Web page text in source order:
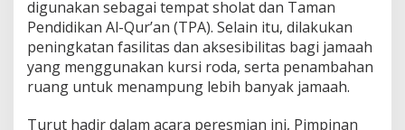
digunakan sebagai tempat sholat dan Taman
Pendidikan Al-Qur’an (TPA). Selain itu, dilakukan
peningkatan fasilitas dan aksesibilitas bagi jamaah
yang menggunakan kursi roda, serta penambahan
ruang untuk menampung lebih banyak jamaah.
Turut hadir dalam acara peresmian ini, Pimpinan